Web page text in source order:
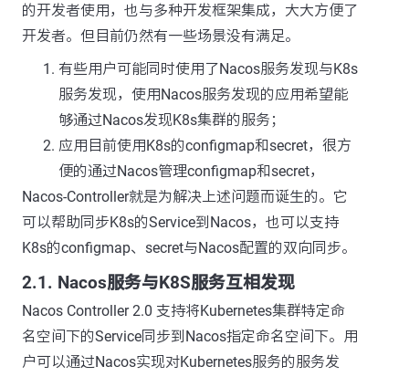
的开发者使用，也与多种开发框架集成，大大方便了
开发者。但目前仍然有一些场景没有满足。
有些用户可能同时使用了Nacos服务发现与K8s
服务发现，使用Nacos服务发现的应用希望能
够通过Nacos发现K8s集群的服务；
应用目前使用K8s的configmap和secret，很方
便的通过Nacos管理configmap和secret，
Nacos-Controller就是为解决上述问题而诞生的。它
可以帮助同步K8s的Service到Nacos，也可以支持
K8s的configmap、secret与Nacos配置的双向同步。
2.1. Nacos服务与K8S服务互相发现
Nacos Controller 2.0 支持将Kubernetes集群特定命
名空间下的Service同步到Nacos指定命名空间下。用
户可以通过Nacos实现对Kubernetes服务的服务发